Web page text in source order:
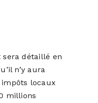
détaillé en
n’y aura
locaux
millions